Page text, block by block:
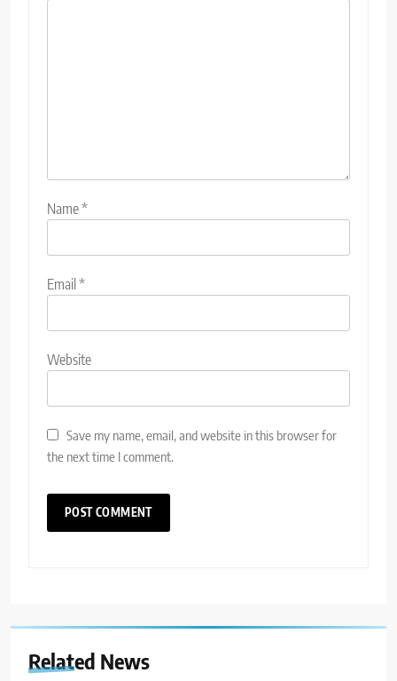
Name*
Email*
Website
Save my name, email, and website in this browser for
the next time I comment.
Related News